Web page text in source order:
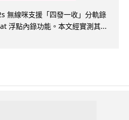
無線咪支援「四發一收」分軌錄
浮點內錄功能。本文經實測其...